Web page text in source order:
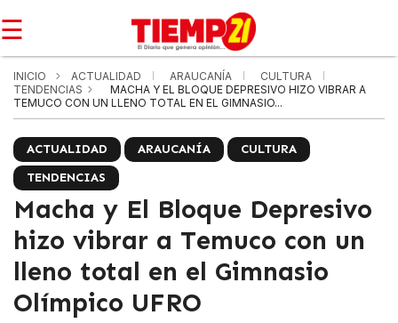
☰
INICIO ACTUALIDAD ARAUCANÍA
CULTURA
TENDENCIAS
MACHA Y EL BLOQUE DEPRESIVO HIZO VIBRAR A
TEMUCO CON UN LLENO TOTAL EN EL GIMNASIO...
ACTUALIDAD ARAUCANÍA
CULTURA
TENDENCIAS
Macha y El Bloque Depresivo
hizo vibrar a Temuco con un
lleno total en el Gimnasio
Olímpico UFRO